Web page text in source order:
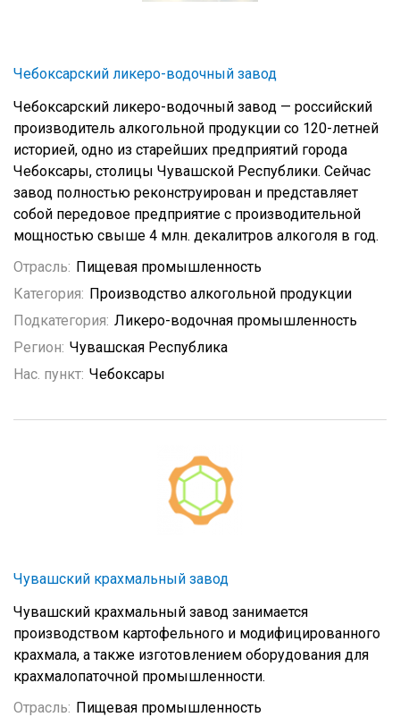
Чебоксарский ликеро-водочный завод
Чебоксарский ликеро-водочный завод — российский
производитель алкогольной продукции со 120-летней
историей, одно из старейших предприятий города
Чебоксары, столицы Чувашской Республики. Сейчас
завод полностью реконструирован и представляет
собой передовое предприятие с производительной
мощностью свыше 4 млн. декалитров алкоголя в год.
Отрасль: Пищевая промышленность
Категория: Производство алкогольной продукции
Подкатегория: Ликеро-водочная промышленность
Регион: Чувашская Республика
Нас. пункт: Чебоксары
Чувашский крахмальный завод
Чувашский крахмальный завод занимается
производством картофельного и модифицированного
крахмала, а также изготовлением оборудования для
крахмалопаточной промышленности.
Отрасль: Пищевая промышленность